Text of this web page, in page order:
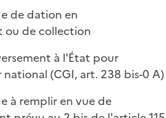
de dation en
de collection
à l'État pour
national (CGI, art. 238 bis-0 A)
à remplir en vue de